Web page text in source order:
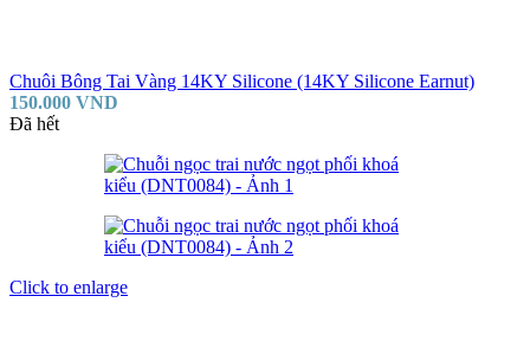
Chuôi Bông Tai Vàng 14KY Silicone (14KY Silicone Earnut)
150.000 VND
Đã hết
Click to enlarge